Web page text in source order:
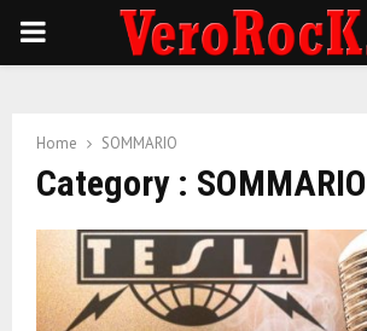
P
M
Home SOMMARIO
Category : SOMMARIO